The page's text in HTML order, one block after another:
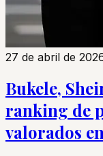
27 de abril de
Bukele,
ranking de
valorados